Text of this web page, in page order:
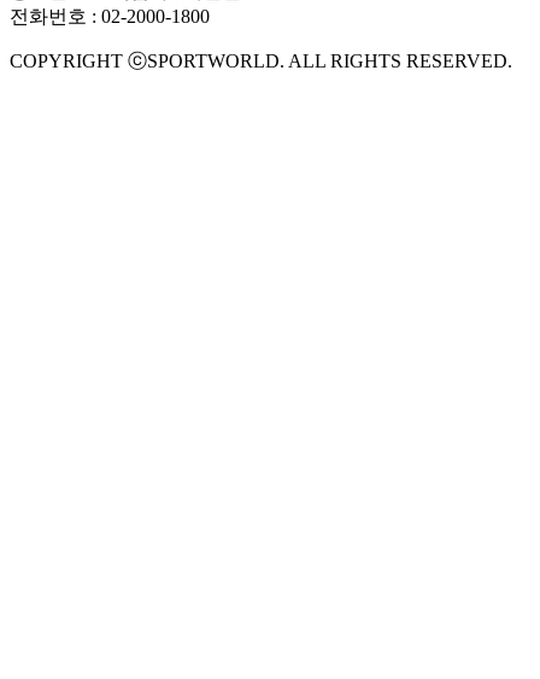
전화번호 : 02-2000-1800
COPYRIGHT ⓒSPORTWORLD. ALL RIGHTS RESERVED.